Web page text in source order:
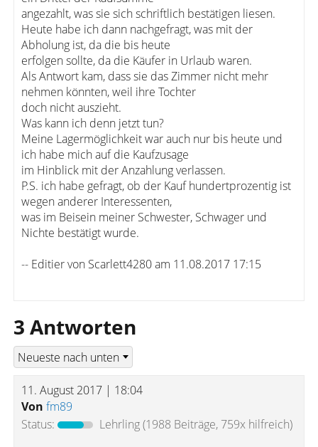
angezahlt, was sie sich schriftlich bestätigen liesen.
Heute habe ich dann nachgefragt, was mit der
Abholung ist, da die bis heute
erfolgen sollte, da die Käufer in Urlaub waren.
Als Antwort kam, dass sie das Zimmer nicht mehr
nehmen könnten, weil ihre Tochter
doch nicht auszieht.
Was kann ich denn jetzt tun?
Meine Lagermöglichkeit war auch nur bis heute und
ich habe mich auf die Kaufzusage
im Hinblick mit der Anzahlung verlassen.
P.S. ich habe gefragt, ob der Kauf hundertprozentig ist
wegen anderer Interessenten,
was im Beisein meiner Schwester, Schwager und
Nichte bestätigt wurde.
-- Editier von Scarlett4280 am 11.08.2017 17:15
3 Antworten
11. August 2017 | 18:04
Von fm89
Status:
Lehrling(1988 Beiträge, 759x hilfreich)